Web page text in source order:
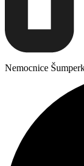
Nemocnice